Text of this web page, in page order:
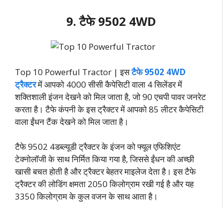
9. टैफे 9502 4WD
Top 10 Powerful Tractor | इसटैफे 9502 4WD
ट्रैक्टरमें आपको 4000 सीसी कैपेसिटी वाला 4 सिलेंडर में
शक्तिशाली इंजन देखने को मिल जाता है, जो 90 एचपी पावर जनरेट
करता है। टैफे कंपनी के इस ट्रैक्टर में आपको 85 लीटर कैपेसिटी
वाला ईंधन टैंक देखने को मिल जाता है।
टैफे 9502 4डब्ल्यूडी ट्रैक्टर के इंजन को फ्यूल एफिशिएंट
टेक्नोलॉजी के साथ निर्मित किया गया है, जिससे ईंधन की अच्छी
खासी बचत होती है और ट्रैक्टर बेहतर माइलेज देता है। इस टैफे
ट्रैक्टर की लोडिंग क्षमता 2050 किलोग्राम रखी गई है और यह
3350 किलोग्राम के कुल वजन के साथ आता है।